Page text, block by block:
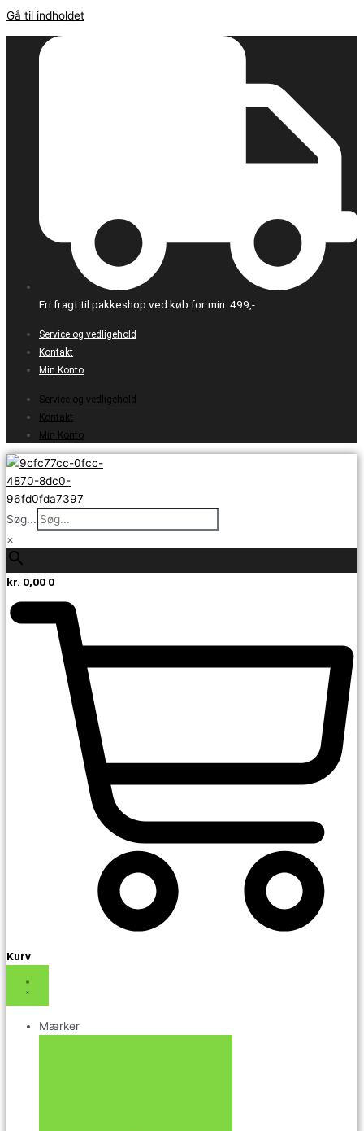
Gå til indholdet
Fri fragt til pakkeshop ved køb for min. 499,-
Service og vedligehold
Kontakt
Min Konto
Service og vedligehold
Kontakt
Min Konto
Søg...
×
kr. 0,00 0
Kurv
Mærker